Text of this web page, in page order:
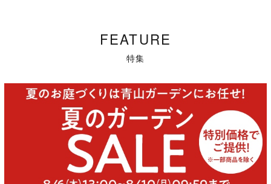
FEATURE
特集